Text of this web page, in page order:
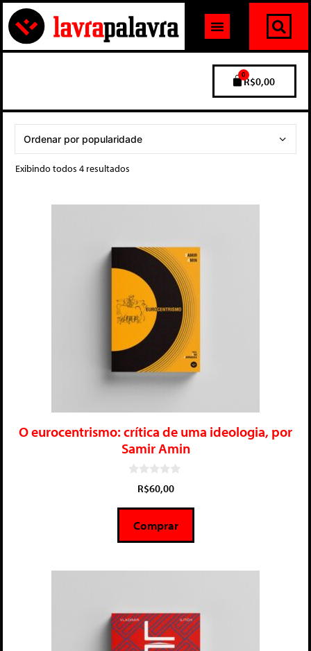
R$0,00
0
Exibindo todos 4 resultados
O eurocentrismo: crítica de uma ideologia, por
Samir Amin
5
R$60,00
Comprar